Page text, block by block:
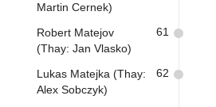
Martin Cernek)
Robert Matejov
(Thay: Jan Vlasko)
61
Lukas Matejka (Thay:
Alex Sobczyk)
62